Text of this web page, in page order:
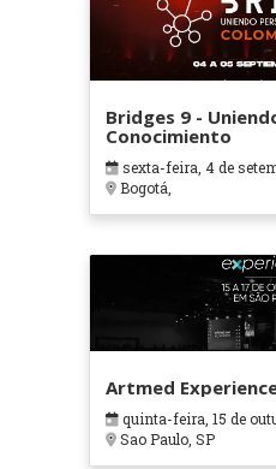
Bridges 9 -
Conocimiento
sexta-feira, 4 de
Bogotá,
Artmed
quinta-feira, 15 de
Sao Paulo, SP